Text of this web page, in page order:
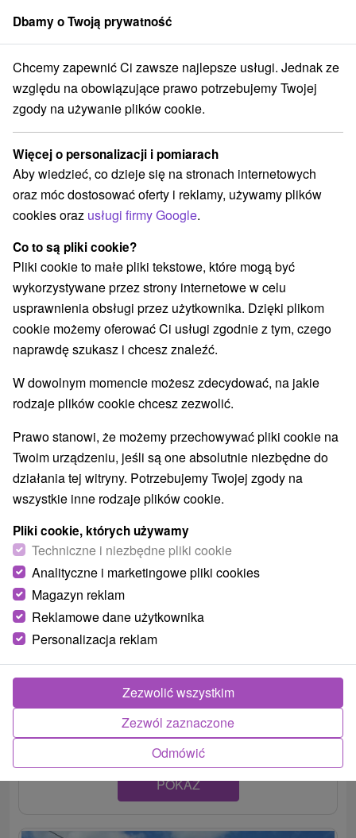
członek grupySorger
Chaty na prenájom Východné Slovensko Košický kraj Slavec
Chaty na prenájom Slavec
Kategorie
Wszystkie kategorie
Chaty na prenájom(2)
Wybierz lokalizację lub datę
WSZYSTKO NAJTAŃSZE NAJDROŻSZE
Chalupa Ida Slavec
Slavec
Ubytovanie v pokojnom prostredí obce Slavec v krásnom
prostredí Gemera disponuje dvoma izbami a
POKAZ
Dbamy o Twoją prywatność
Chcemy zapewnić Ci zawsze najlepsze usługi. Jednak ze
względu na obowiązujące prawo potrzebujemy Twojej
zgody na używanie plików cookie.
Więcej o personalizacji i pomiarach
Aby wiedzieć, co dzieje się na stronach internetowych
oraz móc dostosować oferty i reklamy, używamy plików
cookies oraz usługi firmy Google.
Co to są pliki cookie?
Pliki cookie to małe pliki tekstowe, które mogą być
wykorzystywane przez strony internetowe w celu
usprawnienia obsługi przez użytkownika. Dzięki plikom
cookie możemy oferować Ci usługi zgodnie z tym, czego
naprawdę szukasz i chcesz znaleźć.
W dowolnym momencie możesz zdecydować, na jakie
rodzaje plików cookie chcesz zezwolić.
Prawo stanowi, że możemy przechowywać pliki cookie na
Twoim urządzeniu, jeśli są one absolutnie niezbędne do
działania tej witryny. Potrzebujemy Twojej zgody na
wszystkie inne rodzaje plików cookie.
Pliki cookie, których używamy
Techniczne i niezbędne pliki cookie
Analityczne i marketingowe pliki cookies
Magazyn reklam
Reklamowe dane użytkownika
Personalizacja reklam
Odmówić
Zezwól zaznaczone
Zezwolić wszystkim